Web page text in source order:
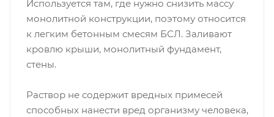
Используется там, где нужно снизить массу
монолитной конструкции, поэтому относится
к легким бетонным смесям БСЛ. Заливают
кровлю крыши, монолитный фундамент,
стены.
Раствор не содержит вредных примесей
способных нанести вред организму человека,